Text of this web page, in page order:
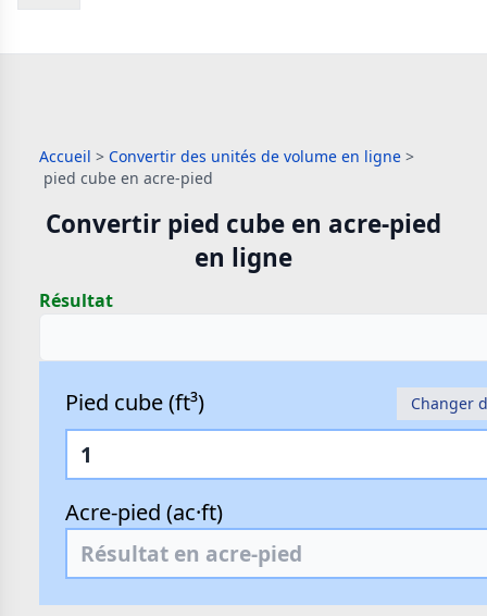
Accueil > Convertir des unités de volume en ligne >
pied cube en acre-pied
Convertir pied cube en acre-pied
en ligne
Résultat
Pied cube (ft³) Changer
Acre-pied (ac·ft)